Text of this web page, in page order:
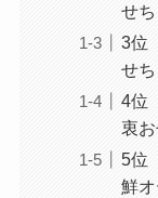
せち
3位
せち
4位
衷
5位
鮮